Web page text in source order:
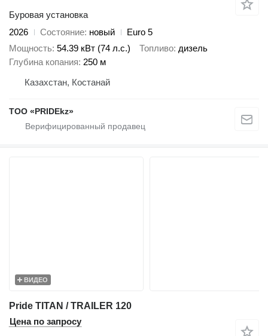
Буровая установка
2026
Состояние новый
Euro 5
Мощность 54.39 кВт (74 л.с.) Топливо дизель
Глубина копания 250 м
Казахстан, Костанай
ТОО «PRIDEkz»
ВИДЕО
Pride TITAN / TRAILER 120
Цена по запросу